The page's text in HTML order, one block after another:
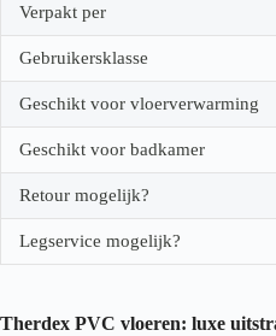
Verpakt per
Gebruikersklasse
Geschikt voor vloerverwarming
Geschikt voor badkamer
Retour mogelijk?
Legservice mogelijk?
Therdex PVC vloeren: luxe